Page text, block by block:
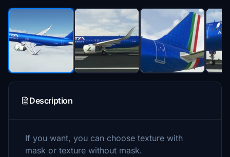
Description
If you want, you can choose texture with
mask or texture without mask.